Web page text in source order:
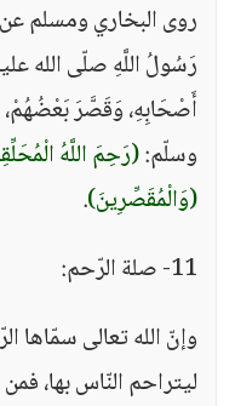
روى البخاري ومسلم
رَسُولُ اللَّهِ صلّى الله
أَصْحَابِهِ، وَقَصَّرَ بَعْضُهُمْ،
وسلّم:(رَحِمَ اللَّهُ
(وَالْمُقَصِّرِينَ).
11- صلة الرّحم:
وإنّ الله تعالى سمّاها
ليتراحم النّاس بها،